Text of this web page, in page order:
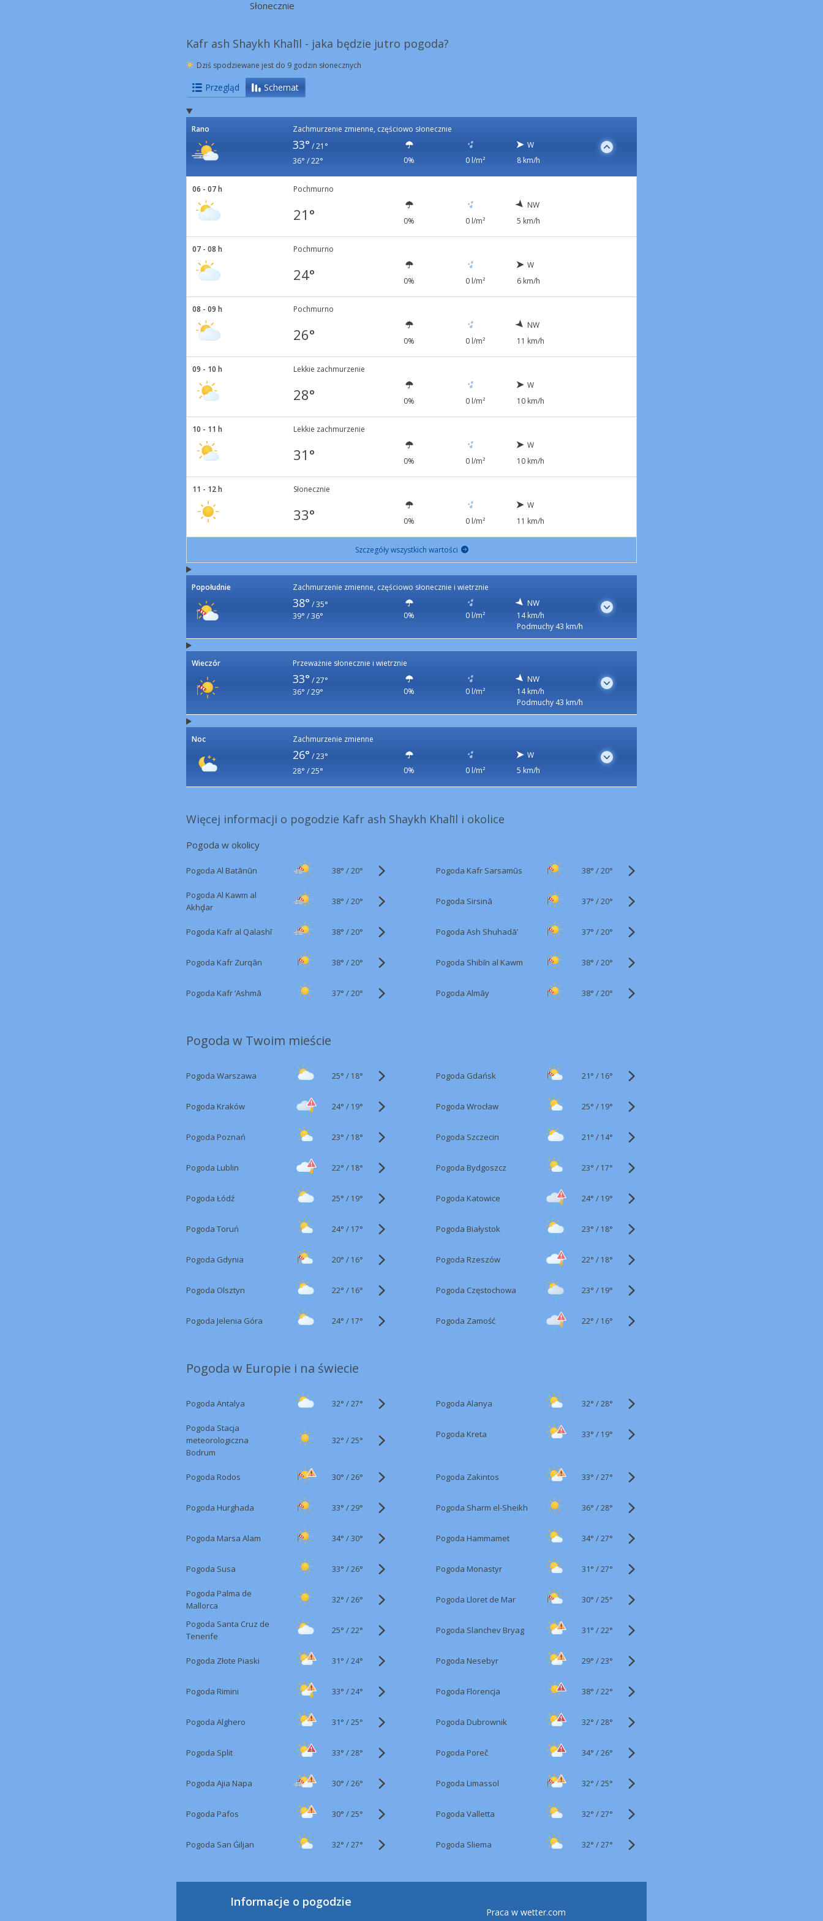
Słonecznie
Kafr ash Shaykh Khalīl - jaka będzie jutro pogoda?
Dziś spodziewane jest do 9 godzin słonecznych
Przegląd Schemat
Rano Zachmurzenie zmienne, częściowo słonecznie
33° /21°
36° / 22°
0% 0 l/m²
W
8 km/h
06 - 07 h Pochmurno
21° 0% 0 l/m²
NW
5 km/h
07 - 08 h Pochmurno
24° 0% 0 l/m²
W
6 km/h
08 - 09 h Pochmurno
26° 0% 0 l/m²
NW
11 km/h
09 - 10 h Lekkie zachmurzenie
28° 0% 0 l/m²
W
10 km/h
10 - 11 h Lekkie zachmurzenie
31° 0% 0 l/m²
W
10 km/h
11 - 12 h Słonecznie
33° 0% 0 l/m²
W
11 km/h
Szczegóły wszystkich wartości
Popołudnie Zachmurzenie zmienne, częściowo słonecznie i wietrznie
38° /35°
39° / 36°
0% 0 l/m²
NW
14 km/h
Podmuchy 43 km/h
Wieczór Przeważnie słonecznie i wietrznie
33° /27°
36° / 29°
0% 0 l/m²
NW
14 km/h
Podmuchy 43 km/h
Noc Zachmurzenie zmienne
26° /23°
28° / 25°
0% 0 l/m²
W
5 km/h
Więcej informacji o pogodzie Kafr ash Shaykh Khalīl i okolice
Pogoda w okolicy
Pogoda Al Batānūn 38° /20° Pogoda Kafr Sarsamūs 38° /20°
Pogoda Al Kawm al
Akhḑar
38° /20° Pogoda Sirsinā 37° /20°
Pogoda Kafr al Qalashī 38° /20° Pogoda Ash Shuhadā’ 37° /20°
Pogoda Kafr Zurqān 38° /20° Pogoda Shibīn al Kawm 38° /20°
Pogoda Kafr ‘Ashmā 37° /20° Pogoda Almāy 38° /20°
Pogoda w Twoim mieście
Pogoda Warszawa 25° / 18° Pogoda Gdańsk 21° / 16°
Pogoda Kraków 24° / 19° Pogoda Wrocław 25° / 19°
Pogoda Poznań 23° / 18° Pogoda Szczecin 21° / 14°
Pogoda Lublin 22° / 18° Pogoda Bydgoszcz 23° / 17°
Pogoda Łódź 25° / 19° Pogoda Katowice 24° / 19°
Pogoda Toruń 24° / 17° Pogoda Białystok 23° / 18°
Pogoda Gdynia 20° / 16° Pogoda Rzeszów 22° / 18°
Pogoda Olsztyn 22° / 16° Pogoda Częstochowa 23° / 19°
Pogoda Jelenia Góra 24° / 17° Pogoda Zamość 22° / 16°
Pogoda w Europie i na świecie
Pogoda Antalya 32° /27° Pogoda Alanya 32° /28°
Pogoda Stacja
meteorologiczna
Bodrum
32° /25°
Pogoda Kreta 33° / 19°
Pogoda Rodos 30° /26° Pogoda Zakintos 33° /27°
Pogoda Hurghada 33° /29° Pogoda Sharm el-Sheikh 36° /28°
Pogoda Marsa Alam 34° /30° Pogoda Hammamet 34° /27°
Pogoda Susa 33° /26° Pogoda Monastyr 31° /27°
Pogoda Palma de
Mallorca
32° /26° Pogoda Lloret de Mar 30° /25°
Pogoda Santa Cruz de
Tenerife
25° /22° Pogoda Slanchev Bryag 31° /22°
Pogoda Złote Piaski 31° /24° Pogoda Nesebyr 29° /23°
Pogoda Rimini 33° /24° Pogoda Florencja 38° /22°
Pogoda Alghero 31° /25° Pogoda Dubrownik 32° /28°
Pogoda Split 33° /28° Pogoda Poreč 34° /26°
Pogoda Ajia Napa 30° /26° Pogoda Limassol 32° /25°
Pogoda Pafos 30° /25° Pogoda Valletta 32° /27°
Pogoda San Ġiljan 32° /27° Pogoda Sliema 32° /27°
Informacje o pogodzie
Praca w wetter.com